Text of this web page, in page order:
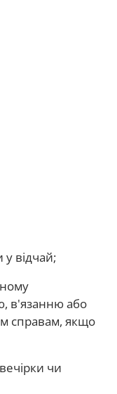
відчай;
в'язанню або
справам, якщо
чи